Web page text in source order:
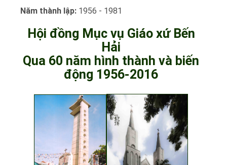
Năm thành lập: 1956 - 1981
Hội đồng Mục vụ Giáo xứ Bến
Hải
Qua 60 năm hình thành và biến
động 1956-2016